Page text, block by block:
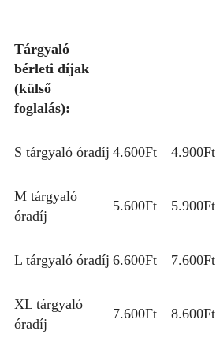
Tárgyaló
bérleti díjak
(külső
foglalás):
S tárgyaló óradíj 4.600Ft 4.900Ft
M tárgyaló
óradíj
5.600Ft 5.900Ft
L tárgyaló óradíj 6.600Ft 7.600Ft
XL tárgyaló
óradíj
7.600Ft 8.600Ft